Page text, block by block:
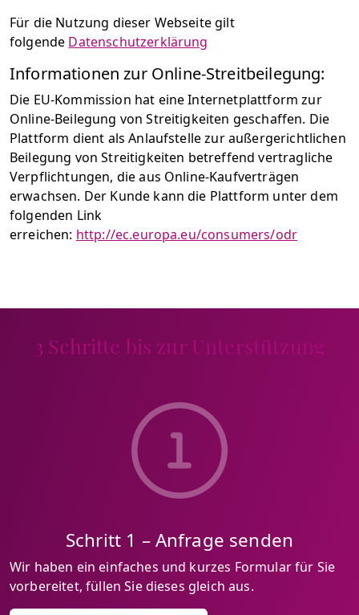
Für die Nutzung dieser Webseite gilt
folgende Datenschutzerklärung
Informationen zur Online-Streitbeilegung:
Die EU-Kommission hat eine Internetplattform zur
Online-Beilegung von Streitigkeiten geschaffen. Die
Plattform dient als Anlaufstelle zur außergerichtlichen
Beilegung von Streitigkeiten betreffend vertragliche
Verpflichtungen, die aus Online-Kaufverträgen
erwachsen. Der Kunde kann die Plattform unter dem
folgenden Link
erreichen: http://ec.europa.eu/consumers/odr
3 Schritte bis zur Unterstützung
Schritt 1 – Anfrage senden
Wir haben ein einfaches und kurzes Formular für Sie
vorbereitet, füllen Sie dieses gleich aus.